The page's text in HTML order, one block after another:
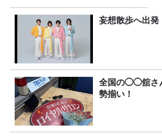
妄想散歩へ出発
全国の◯◯舘さ
勢揃い！